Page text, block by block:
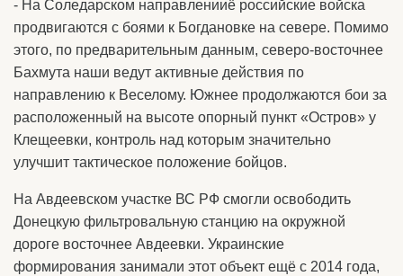
- На Соледарском направленииё российские войска
продвигаются с боями к Богдановке на севере. Помимо
этого, по предварительным данным, северо-восточнее
Бахмута наши ведут активные действия по
направлению к Веселому. Южнее продолжаются бои за
расположенный на высоте опорный пункт «Остров» у
Клещеевки, контроль над которым значительно
улучшит тактическое положение бойцов.
На Авдеевском участке ВС РФ смогли освободить
Донецкую фильтровальную станцию на окружной
дороге восточнее Авдеевки. Украинские
формирования занимали этот объект ещё с 2014 года,